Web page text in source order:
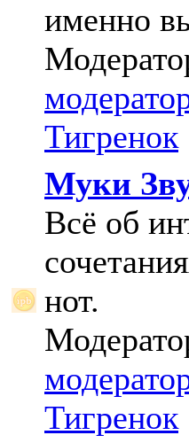
именно
Тигренок
Муки
Всё об
нот.
Тигренок